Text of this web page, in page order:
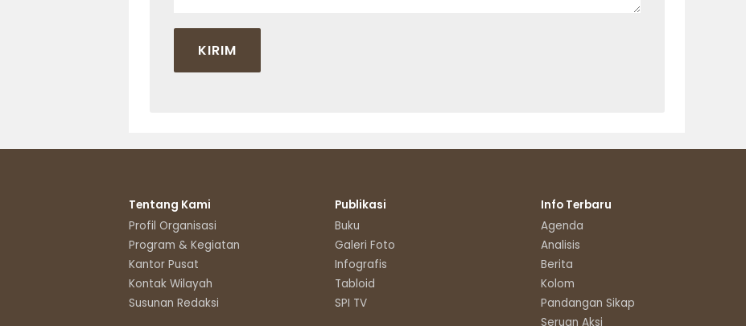
Tentang Kami
Profil Organisasi
Program & Kegiatan
Kantor Pusat
Kontak Wilayah
Susunan Redaksi
Publikasi
Buku
Galeri Foto
Infografis
Tabloid
SPI TV
Info Terbaru
Agenda
Analisis
Berita
Kolom
Pandangan Sikap
Seruan Aksi